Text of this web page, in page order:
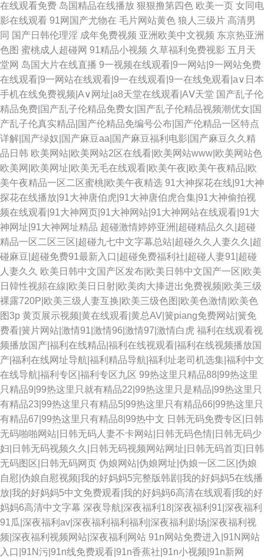
在线观看免费 岛国精品在线播放 狠狠撸第四色 欧美一页 女同电
影在线观看 91网国产尤物在 毛片网站黄色 狼人三级片 高清男
同 国产日韩伦理淫 成年免费视频 亚洲欧美中文视频 东京热亚洲
色图 蜜桃成人超碰网 91精品小视频 久草福利免费视影 五月天
堂网 岛国大片在线直播 9一视频在线观看|9一网站|9一网站免费
在线观看|9一网站在线观看|9一在线观看|9一在线免观看|a∨日本
手机在线免费视频|A∨网址|a8天堂在线观看|AⅤ天堂 国产乱子伦
精品免费|国产乱子伦精品免费女|国产乱子伦精品视频潮优女|国
产乱子伦真实精品|国产伦精品免编号公布|国产伦精品一区特点
详解|国产绿奴|国产麻豆aa|国产麻豆福利电影|国产麻豆久久精
品日韩 欧美网站|欧美网站2区在线看|欧美网站www|欧美网站色
欧美网|欧美网址|欧美无毛在线观看|欧美午夜|欧美午夜精品|欧
美午夜精品一区二区蜜桃|欧美午夜精选 91大神探花在线|91大神
探花在线播放|91大神唐伯虎|91大神唐伯虎合集|91大神偷拍视
频在线观看|91大神网页|91大神网站|91大神网站在线观看|91大
神网址|91大神网址精品 超碰激情婷婷亚洲|超碰精品久久|超碰
精品一区二区三区|超碰九七中文字幕总站|超碰久久人妻久久|超
碰麻豆|超碰免费91最新入口|超碰免费福利社|超碰人妻91|超碰
人妻久久 欧美日韩中文国产区发布|欧美日韩中文国产一区|欧美
日韓性视頻在線|欧美日日射|欧美肉大捧进出免费视频|欧美三级
裸露720P|欧美三级人妻互换|欧美三级色图|欧美色激情|欧美色
图3p 黄页展示视频|黄在线观看|黄总AV|簧piang免费网站|簧免
费看|簧片网站|激情91|激情96|激情97|激情白虎 福利在线观看视
频播放国产|福利在线精品|福利在线视观看|福利在线视频播放国
产|福利在线网址导航|福利精品导航|福利址老司机选集|福利中文
在线导航|福利专区|福利专区九区 99热这里只精品88|99热这里
只精品9|99热这里只就有精品22|99热这里只是精品|99热这里只
有精品23|99热这里只有精品5|99热这里只有精品66|99热这里只
有精品67|99热这里只有精品8|99热中文 日韩无码免费专区|日韩
无码啪啪网站|日韩无码人妻不卡网站|日韩无码色情|日韩无码少
妇|日韩无码视频久久|日韩无码视频网站网址|日韩无码首页|日韩
无码图区|日韩无码网页 伪娘网站|伪娘网址|伪娘一区二区|伪娘
自慰|伪娘自慰视频|我的好妈妈5完整版韩剧|我的好妈妈5在线播
放|我的好妈妈5中文免费观看|我的好妈妈6高清在线观看|我的好
妈妈6高清中文字幕 深夜导航|深夜福利18|深夜福利91|深夜福利
91瓜|深夜福利av|深夜福利福利福利|深夜福利剧场|深夜福利视
频|深夜福利视频网站|深夜福利网站 91n网站免费进入|91N网站
入口|91N污|91n线免费观看|91n香蕉社|91n小视频|91n新网